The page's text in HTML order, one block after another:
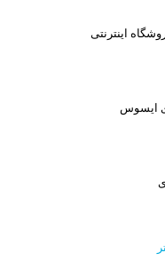
اینترنتی
ایسوس